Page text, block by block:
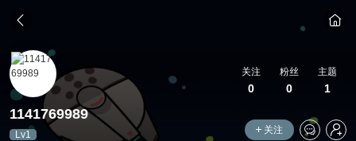
关注
0
粉丝
0
主题
1
1141769989
Lv1 关注